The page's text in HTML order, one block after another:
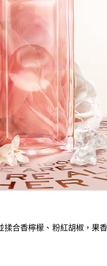
合香檸檬、粉紅胡椒，果